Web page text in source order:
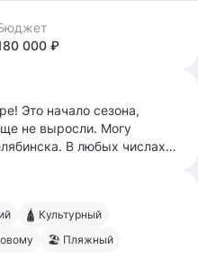
000 ₽
Это начало сезона,
не выросли. Могу
В любых числах
Пхукет. Я - спокойный,
лет. Умею хорошо
ничего не имею против
🛕 Культурный
🏖 Пляжный